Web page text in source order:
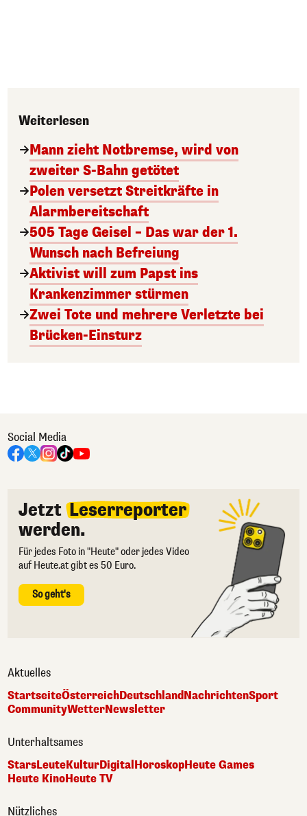
Weiterlesen
Mann zieht Notbremse, wird von
zweiter S-Bahn getötet
Polen versetzt Streitkräfte in
Alarmbereitschaft
505 Tage Geisel – Das war der 1.
Wunsch nach Befreiung
Aktivist will zum Papst ins
Krankenzimmer stürmen
Zwei Tote und mehrere Verletzte bei
Brücken-Einsturz
Social Media
Jetzt Leserreporter
werden.
Für jedes Foto in "Heute" oder jedes Video
auf Heute.at gibt es 50 Euro.
So geht's
Aktuelles
StartseiteÖsterreichDeutschlandNachrichtenSport
CommunityWetterNewsletter
Unterhaltsames
StarsLeuteKulturDigitalHoroskopHeute Games
Heute KinoHeute TV
Nützliches